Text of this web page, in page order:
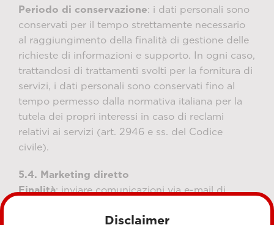
Periodo di conservazione: i dati personali sono
conservati per il tempo strettamente necessario
al raggiungimento della finalità di gestione delle
richieste di informazioni e supporto. In ogni caso,
trattandosi di trattamenti svolti per la fornitura di
servizi, i dati personali sono conservati fino al
tempo permesso dalla normativa italiana per la
tutela dei propri interessi in caso di reclami
relativi ai servizi (art. 2946 e ss. del Codice
civile).
5.4. Marketing diretto
Finalità: inviare comunicazioni via e-mail di
prodotti e ai servizi offerti dal Titolare. Il
Disclaimer